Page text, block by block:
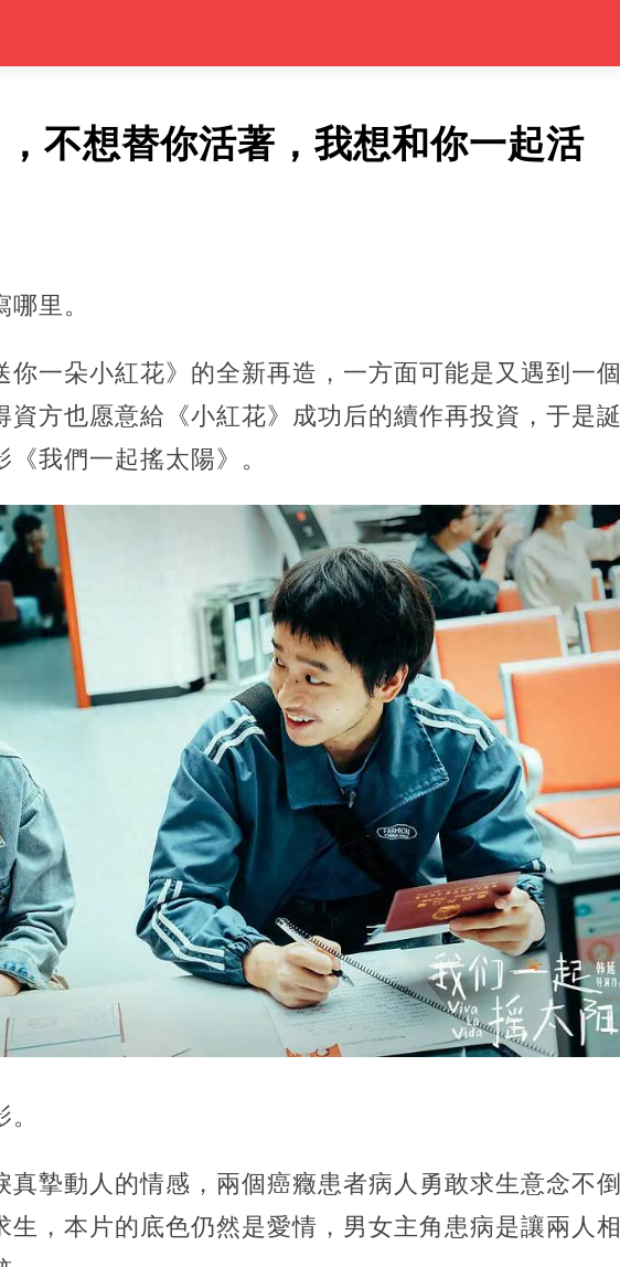
，不想替你活著，我想和你一起活
里。
你一朵小紅花》的全新再造，一方面可能是又遇到一個
方也愿意給《小紅花》成功后的續作再投資，于是誕
我們一起搖太陽》。
摯動人的情感，兩個癌癥患者病人勇敢求生意念不倒
，本片的底色仍然是愛情，男女主角患病是讓兩人相